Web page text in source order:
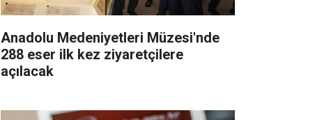
Anadolu Medeniyetleri Müzesi'nde
288 eser ilk kez ziyaretçilere
açılacak